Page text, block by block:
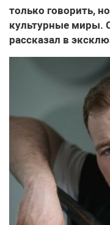
только говорить,
культурные миры.
рассказал в